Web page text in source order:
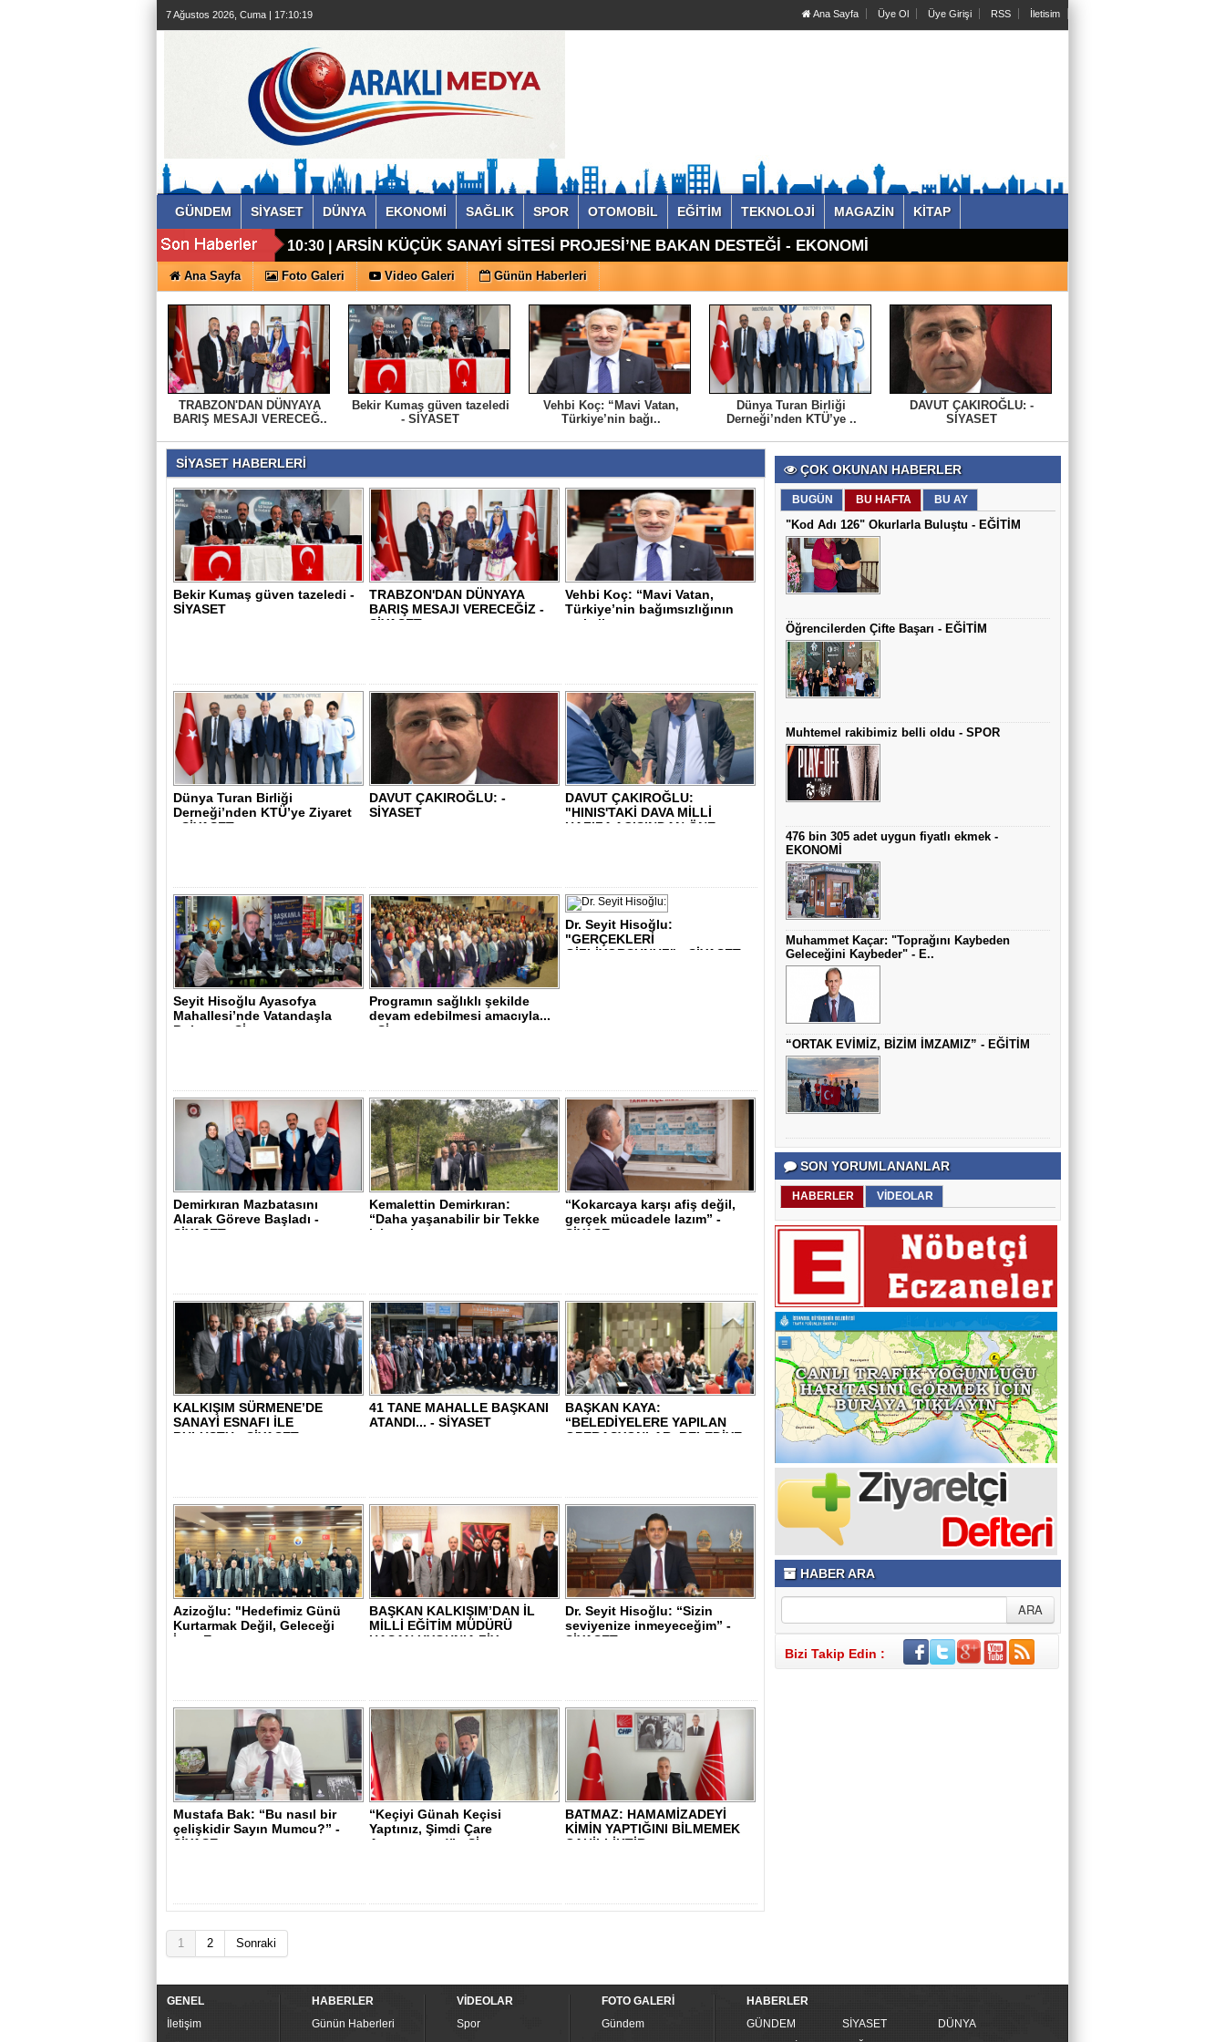
7 Ağustos 2026, Cuma | 17:10:20 Ana Sayfa Üye Ol Üye Girişi RSS İletisim
GÜNDEM SİYASET DÜNYA EKONOMİ SAĞLIK SPOR OTOMOBİL EĞİTİM TEKNOLOJİ MAGAZİN KİTAP
10:30 | ARSİN KÜÇÜK SANAYİ SİTESİ PROJESİ’NE BAKAN DESTEĞİ - EKONOMİ
Ana Sayfa Foto Galeri Video Galeri Günün Haberleri
TRABZON'DAN DÜNYAYA
BARIŞ MESAJI VERECEĞ..
Bekir Kumaş güven tazeledi
- SİYASET
Vehbi Koç: “Mavi Vatan,
Türkiye’nin bağı..
Dünya Turan Birliği
Derneği’nden KTÜ’ye ..
DAVUT ÇAKIROĞLU: -
SİYASET
ÇOK OKUNAN HABERLER
BUGÜN BU HAFTA BU AY
"Kod Adı 126" Okurlarla Buluştu - EĞİTİM
Öğrencilerden Çifte Başarı - EĞİTİM
Muhtemel rakibimiz belli oldu - SPOR
476 bin 305 adet uygun fiyatlı ekmek -
EKONOMİ
Muhammet Kaçar: "Toprağını Kaybeden
Geleceğini Kaybeder" - E..
“ORTAK EVİMİZ, BİZİM İMZAMIZ” - EĞİTİM
SON YORUMLANANLAR
HABERLER VİDEOLAR
HABER ARA
Bizi Takip Edin :
SİYASET HABERLERİ
Bekir Kumaş güven tazeledi -
SİYASET
TRABZON'DAN DÜNYAYA
BARIŞ MESAJI VERECEĞİZ -
SİYASET
Vehbi Koç: “Mavi Vatan,
Türkiye’nin bağımsızlığının
ve kalkı..
Dünya Turan Birliği
Derneği’nden KTÜ’ye Ziyaret
- SİYASET..
DAVUT ÇAKIROĞLU: -
SİYASET
DAVUT ÇAKIROĞLU:
"HINIS'TAKİ DAVA MİLLİ
HAFIZA AÇISINDAN ÖNE..
Seyit Hisoğlu Ayasofya
Mahallesi’nde Vatandaşla
Buluştu - Sİ..
Programın sağlıklı şekilde
devam edebilmesi amacıyla...
- Sİ..
Dr. Seyit Hisoğlu:
"GERÇEKLERİ
GİZLİYORSUNUZ" - SİYASET..
Demirkıran Mazbatasını
Alarak Göreve Başladı -
SİYASET..
Kemalettin Demirkıran:
“Daha yaşanabilir bir Tekke
için çalı..
“Kokarcaya karşı afiş değil,
gerçek mücadele lazım” -
SİYASE..
KALKIŞIM SÜRMENE’DE
SANAYİ ESNAFI İLE
BULUŞTU - SİYASET..
41 TANE MAHALLE BAŞKANI
ATANDI... - SİYASET
BAŞKAN KAYA:
“BELEDİYELERE YAPILAN
OPERASYONLAR, BELEDİYE
Azizoğlu: "Hedefimiz Günü
Kurtarmak Değil, Geleceği
İnşa Etm..
BAŞKAN KALKIŞIM’DAN İL
MİLLİ EĞİTİM MÜDÜRÜ
HASAN UYGUN’A ZİY..
Dr. Seyit Hisoğlu: “Sizin
seviyenize inmeyeceğim” -
SİYASET..
Mustafa Bak: “Bu nasıl bir
çelişkidir Sayın Mumcu?” -
SİYASE..
“Keçiyi Günah Keçisi
Yaptınız, Şimdi Çare
Arıyorsunuz!” - Sİ..
BATMAZ: HAMAMİZADEYİ
KİMİN YAPTIĞINI BİLMEMEK
CAHİLLİKTİR - ..
1 2 Sonraki
GENEL
İletişim
HABERLER
Günün Haberleri
VİDEOLAR
Spor
FOTO GALERİ
Gündem
HABERLER
GÜNDEM
SİYASET
DÜNYA